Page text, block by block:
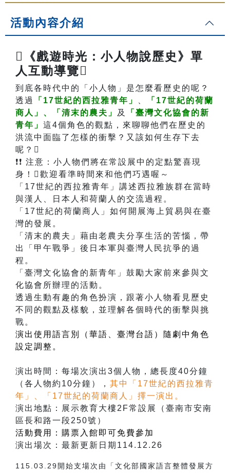
活動內容介紹
《戲遊時光：小人物說歷史》單
人互動導覽
到底各時代中的「小人物」是怎麼看歷史的呢？
透過
「17世紀的西拉雅青年」
「17世紀的荷蘭
商人」、
「清末的農夫」 及
「臺灣文化協會的新
青年」 這4個角色的觀點，來聊聊他們在歷史的
洪流中面臨了怎樣的衝擊？又該如何生存下去
呢？
❗❗ 注意：小人物們將在常設展中的定點驚喜現
身！歡迎看準時間來和他們巧遇喔～
「17世紀的西拉雅青年」講述西拉雅族群在當時
與漢人、日本人和荷蘭人的交流過程。
「17世紀的荷蘭商人」如何開展海上貿易與在臺
灣的發展。
「清末的農夫」藉由老農夫分享生活的苦惱，帶
出「甲午戰爭」後日本軍與臺灣人民抗爭的過
程。
「臺灣文化協會的新青年」鼓勵大家前來參與文
化協會所辦理的活動。
透過生動有趣的角色扮演，跟著小人物看見歷史
不同的觀點及樣貌，並理解各個時代的衝擊與挑
戰。
演出使用語言別（華語、臺灣台語）隨劇中角色
設定調整。
演出時間：每場次演出3個人物，總長度40分鐘
（各人物約10分鐘）， 其中「17世紀的西拉雅青
年」、「17世紀的荷蘭商人」擇一演出。
演出地點：展示教育大樓2F常設展（臺南市安南
區長和路一段250號）
活動費用：購票入館即可免費參加
演出場次：最新更新日期114.12.26
115.03.29開始支場次由「文化部國家語言整體發展方